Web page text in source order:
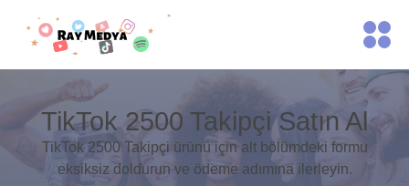
TikTok 2500 Takipçi Satın Al
TikTok 2500 Takipçi ürünü için alt bölümdeki formu
eksiksiz doldurun ve ödeme adımına ilerleyin.